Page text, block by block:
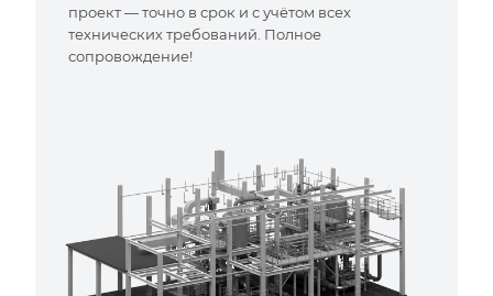
проект — точно в срок и с учётом всех
технических требований. Полное
сопровождение!